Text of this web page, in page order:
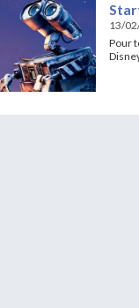
13/
Pour